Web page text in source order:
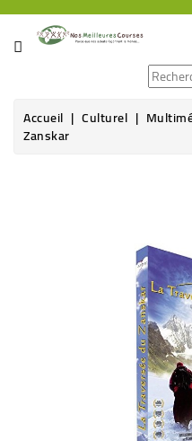
CATÉGORIE
ÉPICERIE
Accueil Culturel
Zanskar